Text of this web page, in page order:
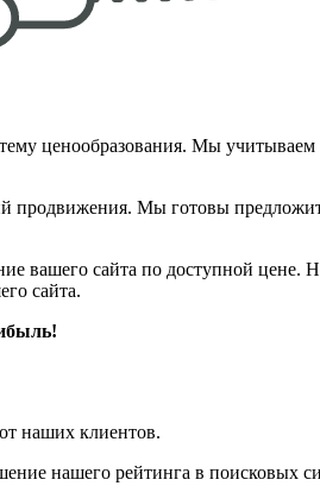
ценообразования. Мы
Мы готовы
вашего сайта по доступной цене.
сайта.
наших клиентов.
нашего рейтинга в поисковых